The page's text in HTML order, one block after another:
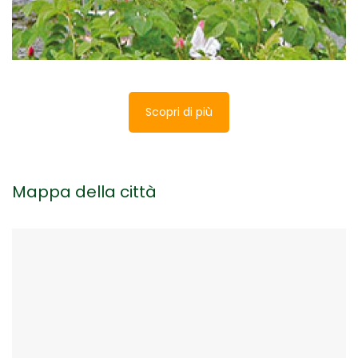
Scopri di più
Mappa della città